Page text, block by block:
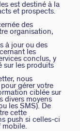
est destiné à la
et prospects.
des
organisation,
à jour ou des
les
conclus, y
sur les produits
nous
gérer votre
ciblée sur
divers moyens
les SMS). De
cette
push si celles-ci
mobile.